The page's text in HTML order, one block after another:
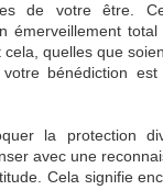
de votre être.
émerveillement
quelles que
bénédiction est
la protection
avec une
Cela signifie